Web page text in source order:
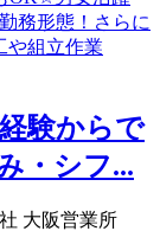
験からで
・シフ...
大阪営業所